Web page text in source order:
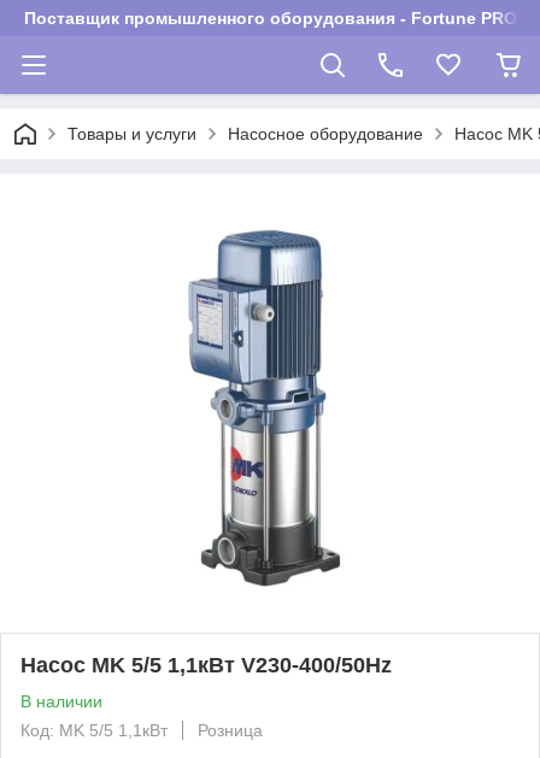
Поставщик промышленного оборудования - Fortune PROM
Товары и услуги Насосное оборудование Насос MK
Насос MK 5/5 1,1кВт V230-400/50Hz
В наличии
Код: MK 5/5 1,1кВт
Розница